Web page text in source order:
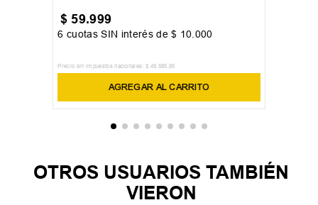
$ 59.999
6 cuotas SIN interés de$ 10.000
Precio sin impuestos nacionales: $ 49.585 ,95
AGREGAR AL CARRITO
OTROS USUARIOS TAMBIÉN
VIERON